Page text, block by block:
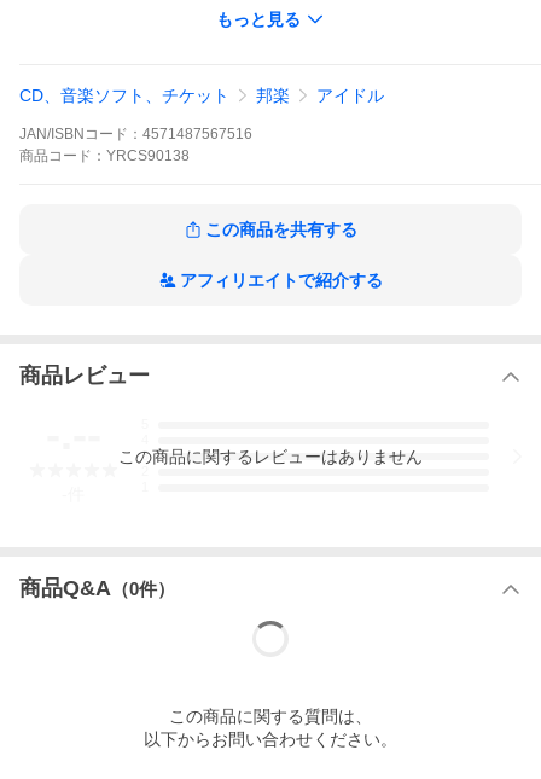
・僕以外の誰か（ミュージックビデオ ダンシングバージョン）
・特典映像 僕以外の誰かメイキングビデオ
もっと見る
CD、音楽ソフト、チケット 邦楽 アイドル
JAN/ISBNコード： 4571487567516
商品 コード： YRCS90138
この商品を共有する
アフィリエイトで紹介する
商品レビュー
3
この商品に関するレビューはありません
商品Q&A （0件）
この商品に関する質問は、
以下からお問い合わせください。